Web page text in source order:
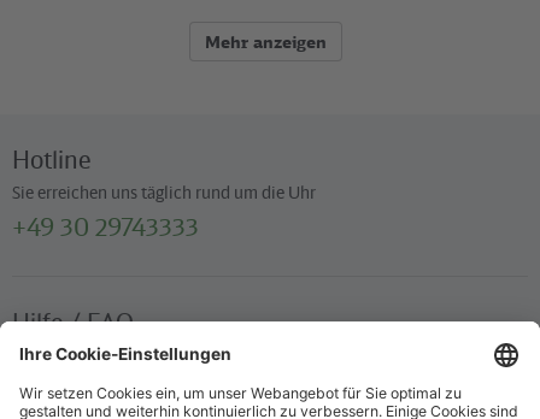
Mehr anzeigen
Hotline
Sie erreichen uns täglich rund um die Uhr
+49 30 29743333
Hilfe / FAQ
Die wichtigsten Antworten und Hilfestellungen für unterwegs